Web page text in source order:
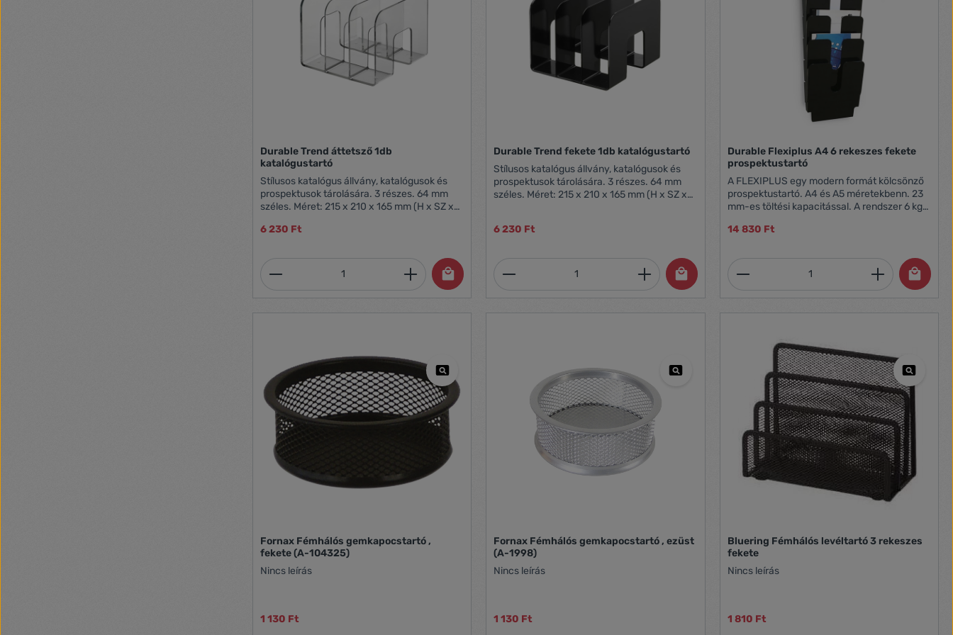
Durable Trend áttetsző 1db
katalógustartó
Stílusos katalógus állvány, katalógusok és
prospektusok tárolására. 3 részes. 64 mm
széles. Méret: 215 x 210 x 165 mm (H x SZ x
6 230 Ft
Termékmennyiség: Adja meg a kívánt mennyiséget, vagy használja a gombokat a
Durable Trend fekete 1db katalógustartó
Stílusos katalógus állvány, katalógusok és
prospektusok tárolására. 3 részes. 64 mm
széles. Méret: 215 x 210 x 165 mm (H x SZ x
6 230 Ft
Termékmennyiség: Adja meg a kívánt mennyiséget, vagy
Durable Flexiplus A4 6 rekeszes fekete
prospektustartó
A FLEXIPLUS egy modern formát kölcsönző
prospektustartó. A4 és A5 méretekbenn. 23
mm-es töltési kapacitással. A rendszer 6 kg
recepciókon, bemutatótermekben, várókban
14 830 Ft
Termékmennyiség: Adja
Fornax Fémhálós gemkapocstartó ,
fekete (A-104325)
Nincs leírás
1 130 Ft
Fornax Fémhálós gemkapocstartó , ezüst
(A-1998)
Nincs leírás
1 130 Ft
Bluering Fémhálós levéltartó 3 rekeszes
fekete
Nincs leírás
1 810 Ft